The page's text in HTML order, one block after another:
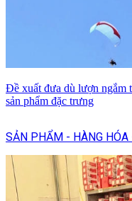
Đề xuất đưa dù lượn ngắm
sản phẩm đặc trưng
SẢN PHẨM - HÀNG HÓA